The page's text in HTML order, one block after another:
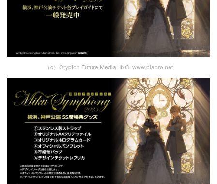
（c）Crypton Future Media, INC. www.piapro.net